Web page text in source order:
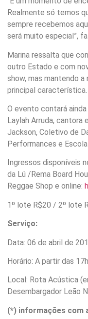
Realmente só temos
sempre recebemos
será muito especial”,
Marina ressalta que
outro Estado e com
show, mas mantendo
principal característica.
O evento contará
Laylah Arruda, cantora
Jackson, Coletivo de
Performances e
Ingressos disponíveis
da Lú /Rema Board
Reggae Shop e online:
1º lote R$20 / 2º lote
Serviço:
Data: 06 de abril de
Horário: A partir das 17h
Local: Rota Acústica
Desembargador Leão
(*) informações com